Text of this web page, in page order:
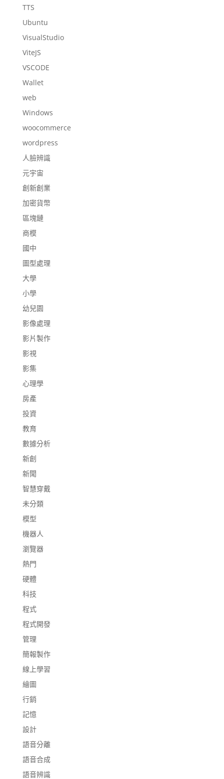
TTS
Ubuntu
VisualStudio
ViteJS
VSCODE
Wallet
web
Windows
woocommerce
wordpress
人臉辨識
元宇宙
創新創業
加密貨幣
區塊鏈
商模
國中
圖型處理
大學
小學
幼兒園
影像處理
影片製作
影視
影集
心理學
房產
投資
教育
數據分析
新創
新聞
智慧穿戴
未分類
模型
機器人
瀏覽器
熱門
硬體
科技
程式
程式開發
管理
簡報製作
線上學習
繪圖
行銷
記憶
設計
語音分離
語音合成
語音辨識